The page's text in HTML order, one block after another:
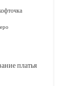
платья